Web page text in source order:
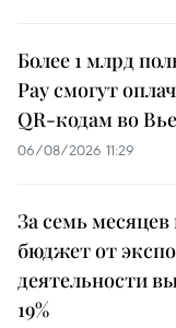
Более 1 млрд
Pay смогут
QR-кодам во
06/08/2026 11:29
За семь
бюджет от
деятельности
19%